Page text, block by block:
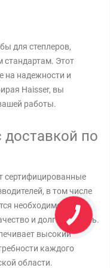
для степлеров,
стандартам. Этот
на надежности и
Haisser, вы
работы.
по
сертифицированные
в том числе
необходимой
и долговечность.
высокий
каждого
области.